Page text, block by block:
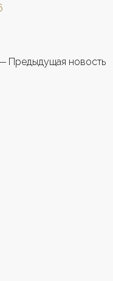
Предыдущая новость